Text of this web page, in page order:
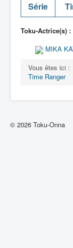
Série
Toku-Actrice(s) :
MIKA
Vous êtes ici :
Time Ranger
© 2026 Toku-Onna